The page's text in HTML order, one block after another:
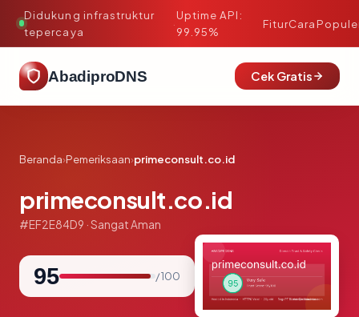
Didukung infrastruktur
tepercaya
·
Uptime API:
99.95%
FiturCara
AbadiproDNS Cek Gratis
Beranda›Pemeriksaan›primeconsult.co.id
primeconsult.co.id
#EF2E84D9 · Sangat Aman
95 / 100